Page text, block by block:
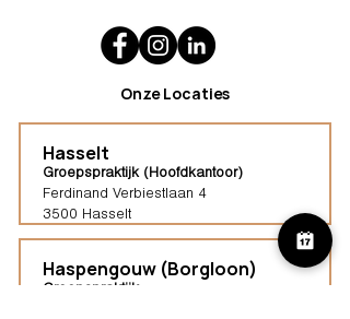
Onze Locaties
Hasselt
Groepspraktijk (Hoofdkantoor)
Ferdinand Verbiestlaan 4
3500 Hasselt
Haspengouw (Borgloon)